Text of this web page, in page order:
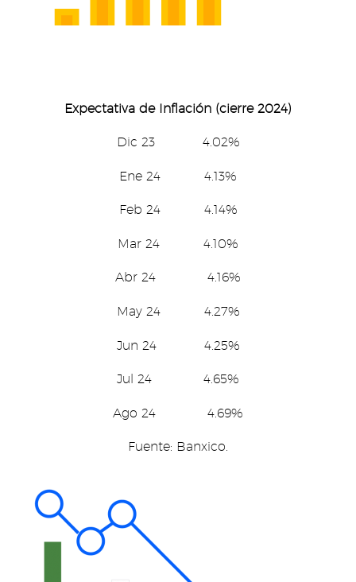
Expectativa de Inflación (cierre 2024)
Dic 23 4.02%
Ene 24 4.13%
Feb 24 4.14%
Mar 24 4.10%
Abr 24 4.16%
May 24 4.27%
Jun 24 4.25%
Jul 24 4.65%
Ago 24 4.69%
Fuente: Banxico.